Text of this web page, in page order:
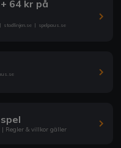
64 kr på
| stodlinjen.se | spelpaus.se
Regler & villkor gäller